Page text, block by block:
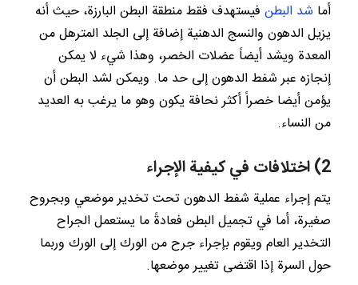
أما شد البطنفيستهدف فقط منطقة البطن البارزة، حيث أنه
يزيل الدهون والنسج الدهنية إضافة إلى الجلد المترهل من
المعدة ويشد أيضاً عضلات الخصر، وهذا شيء لا يمكن
إنجازه عبر شفط الدهون إلى حد ما. ويمكن لشد البطن أن
يؤمن أيضا خصراً أكثر نحافة يكون وهو ما يرغب به العديد
من النساء.
2) اختلافات في كيفية الإجراء
يتم إجراء عملية شفط الدهون تحت تخدير موضعي وبجروح
صغيرة، أما في تجميل البطن فعادةً ما يستعمل الجراح
التخدير العام ويقوم بإجراء جرح من الورك إلى الورك وربما
حول السرة إذا اقتضى تغيير موضعها.